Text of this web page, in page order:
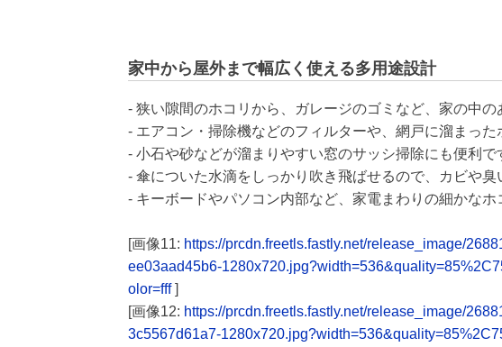
家中から屋外まで幅広く使える多用途設計
- 狭い隙間のホコリから、ガレージのゴミなど、家の中の
- エアコン・掃除機などのフィルターや、網戸に溜まった
- 小石や砂などが溜まりやすい窓のサッシ掃除にも便利で
- 傘についた水滴をしっかり吹き飛ばせるので、カビや臭
- キーボードやパソコン内部など、家電まわりの細かなホ
[画像11: https://prcdn.freetls.fastly.net/release_image/
ee03aad45b6-
olor=fff]
[画像12: https://prcdn.freetls.fastly.net/release_image/
3c5567d61a7-